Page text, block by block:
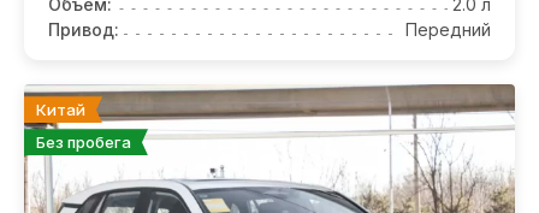
Объем:
2.0 л
Привод:
Передний
Китай
Без пробега